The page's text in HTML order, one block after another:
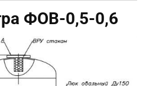
ФОВ-0,5-0,6